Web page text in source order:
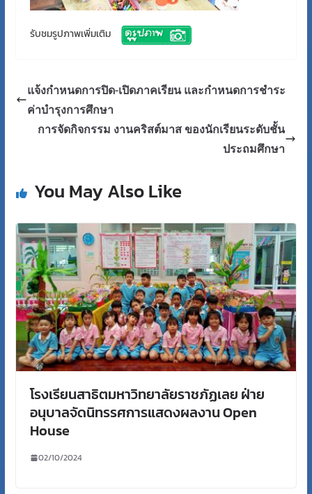
รับชมรูปภาพเพิ่มเติม
แจ้งกำหนดการปิด-เปิดภาคเรียน และกำหนดการชำระ
ค่าบำรุงการศึกษา
การจัดกิจกรรม งานคริสต์มาส ของนักเรียนระดับชั้น
ประถมศึกษา
You May Also Like
โรงเรียนสาธิตมหาวิทยาลัยราชภัฏเลย ฝ่าย
อนุบาลจัดนิทรรศการแสดงผลงาน Open
House
02/10/2024